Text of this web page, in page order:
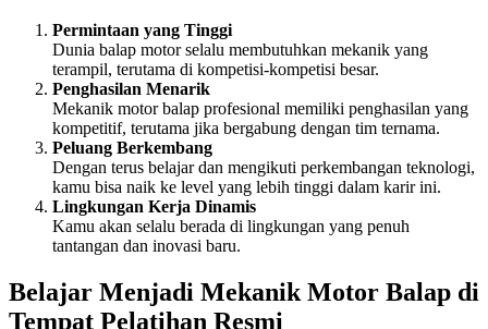
Permintaan yang Tinggi
Dunia balap motor selalu membutuhkan mekanik yang
terampil, terutama di kompetisi-kompetisi besar.
Penghasilan Menarik
Mekanik motor balap profesional memiliki penghasilan yang
kompetitif, terutama jika bergabung dengan tim ternama.
Peluang Berkembang
Dengan terus belajar dan mengikuti perkembangan teknologi,
kamu bisa naik ke level yang lebih tinggi dalam karir ini.
Lingkungan Kerja Dinamis
Kamu akan selalu berada di lingkungan yang penuh
tantangan dan inovasi baru.
Belajar Menjadi Mekanik Motor Balap di
Tempat Pelatihan Resmi